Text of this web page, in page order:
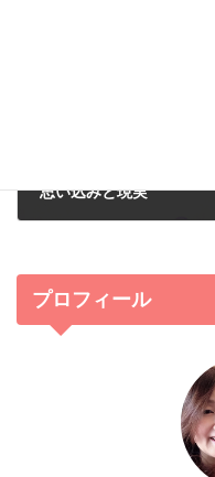
思い込みと現実
プロフィール